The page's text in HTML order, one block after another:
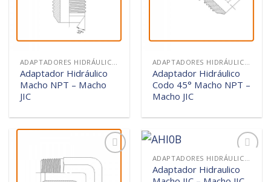
ADAPTADORES HIDRÁULICOS
Adaptador Hidráulico
Macho NPT – Macho
JIC
ADAPTADORES HIDRÁULICOS
Adaptador Hidráulico
Codo 45° Macho NPT –
Macho JIC
Añadir
Añadir
a la
ADAPTADORES HIDRÁULICOS
Adaptador Hidraulico